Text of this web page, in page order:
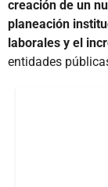
creación de un
planeación
laborales y el
entidades